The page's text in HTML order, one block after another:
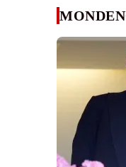
MONDEN